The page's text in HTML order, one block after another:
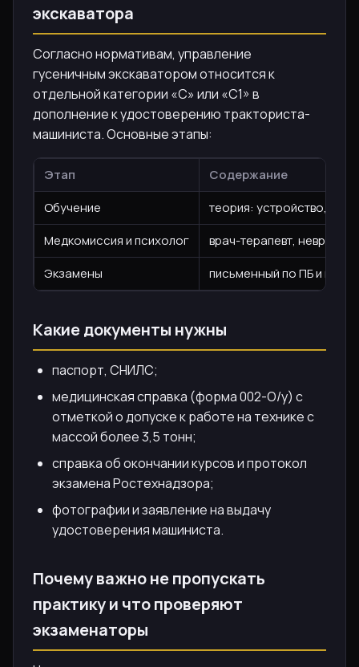
экскаватора
Согласно нормативам, управление
гусеничным экскаватором относится к
отдельной категории «С» или «С1» в
дополнение к удостоверению тракториста-
машиниста. Основные этапы:
Этап
Содержание
Обучение
теория: устройство,
Медкомиссия и психолог
врач-терапевт,
Экзамены
письменный по ПБ и
Какие документы нужны
паспорт, СНИЛС;
медицинская справка (форма 002-О/у) с
отметкой о допуске к работе на технике с
массой более 3,5 тонн;
справка об окончании курсов и протокол
экзамена Ростехнадзора;
фотографии и заявление на выдачу
удостоверения машиниста.
Почему важно не пропускать
практику и что проверяют
экзаменаторы